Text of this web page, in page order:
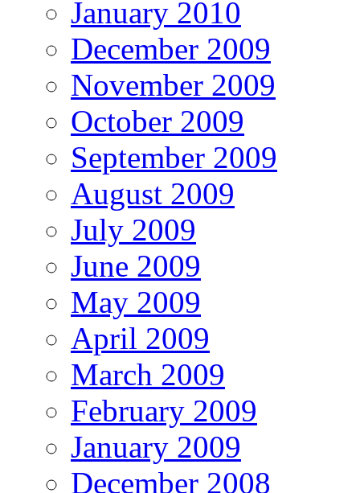
January 2010
December 2009
November 2009
October 2009
September 2009
August 2009
July 2009
June 2009
May 2009
April 2009
March 2009
February 2009
January 2009
December 2008